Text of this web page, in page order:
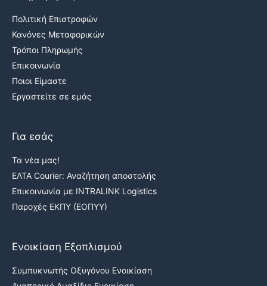
Πολιτική Επιστροφών
Κανόνες Μεταφορικών
Τρόποι Πληρωμής
Επικοινωνία
Ποιοι Είμαστε
Εργαστείτε σε εμάς
Για εσάς
Τα νέα μας!
ΕΛΤΑ Courier: Αναζήτηση αποστολής
Επικοινωνία με INTRALINK Logistics
Παροχές ΕΚΠΥ (ΕΟΠΥΥ)
Ενοικίαση Εξοπλισμού
Συμπυκνωτής Οξυγόνου Ενοικίαση